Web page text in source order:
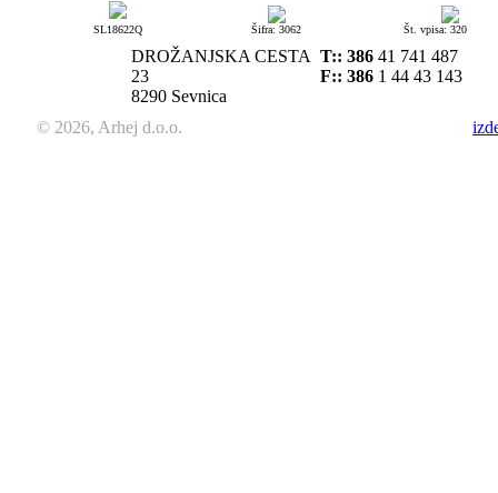
SL18622Q Šifra: 3062 Št. vpisa: 320
DROŽANJSKA CESTA
23
8290 Sevnica
T:: 386 41 741 487
F:: 386 1 44 43 143
© 2026, Arhej d.o.o.